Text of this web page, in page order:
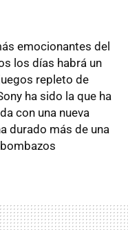
emocionantes del
los días habrá un
repleto de
ha sido la que ha
con una nueva
durado más de una